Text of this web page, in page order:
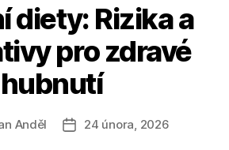
diety: Rizika a
pro zdravé
hubnutí
Anděl
Datum
24 února, 2026